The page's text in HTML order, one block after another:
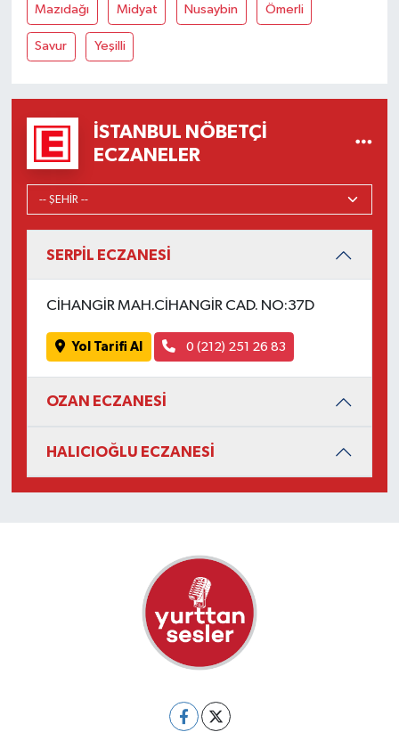
Mazıdağı Midyat Nusaybin Ömerli
Savur Yeşilli
İSTANBUL NÖBETÇI
ECZANELER
SERPİL ECZANESİ
CİHANGİR MAH.CİHANGİR CAD. NO:37D
Yol Tarifi Al 0 (212) 251 26 83
OZAN ECZANESİ
HALICIOĞLU ECZANESİ